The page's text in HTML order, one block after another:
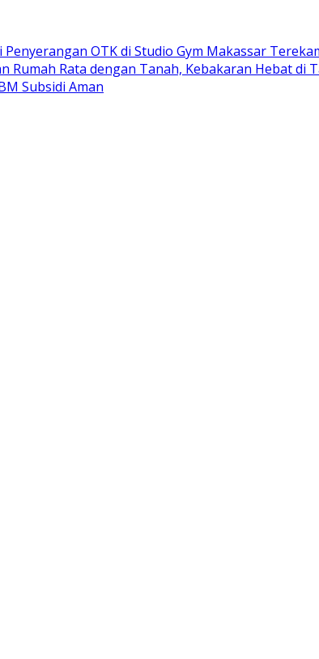
Penyerangan OTK di Studio Gym Makassar
Rumah Rata dengan Tanah, Kebakaran Hebat di
Subsidi Aman